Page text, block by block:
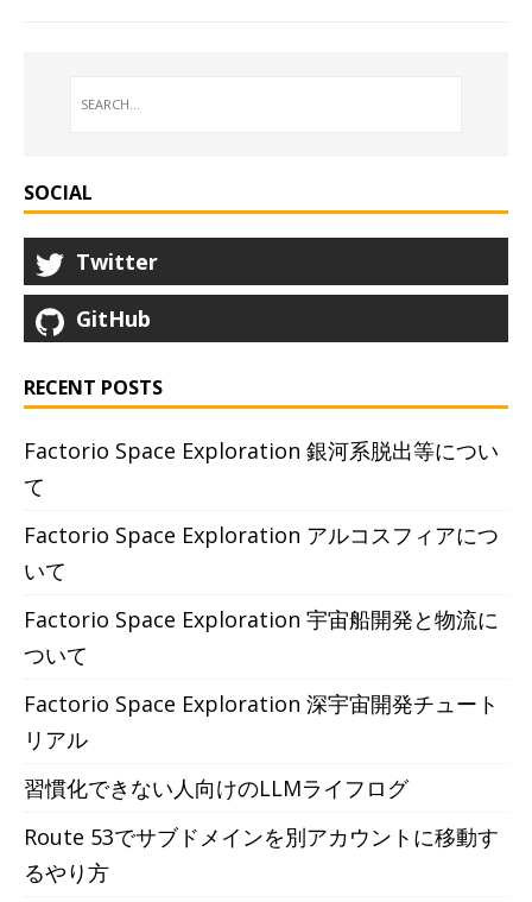
SOCIAL
Twitter
GitHub
RECENT POSTS
Factorio Space Exploration 銀河系脱出等につい
て
Factorio Space Exploration アルコスフィアにつ
いて
Factorio Space Exploration 宇宙船開発と物流に
ついて
Factorio Space Exploration 深宇宙開発チュート
リアル
習慣化できない人向けのLLMライフログ
Route 53でサブドメインを別アカウントに移動す
るやり方